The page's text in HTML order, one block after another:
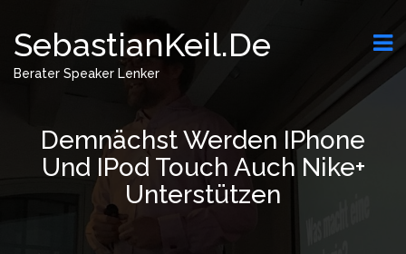
SebastianKeil.de
Berater Speaker Lenker
Demnächst Werden IPhone
Und IPod Touch Auch Nike+
Unterstützen